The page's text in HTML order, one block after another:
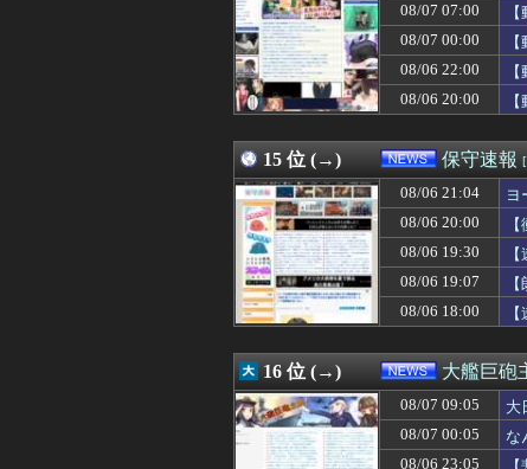
08/07 11:13
神「お前に彼女
08/07 11:13
【ｼｺ動画】女さ
08/07 11:12
【正論】ナイナ
08/07 11:12
【衝撃】最近の
08/07 11:12
浮気相手との性
08/07 11:12
Amazon、汗が
08/07 11:11
【NBA】カーメ
08/07 07:00
08/07 00:00
08/06 22:00
08/06 20:00
15 位 (→) 保守速報
08/06 21:04
ヨ
08/06 20:00
08/06 19:30
08/06 19:07
08/06 18:00
16 位 (→) 大艦巨砲
08/07 09:05
大
08/07 00:05
な
08/06 23:05